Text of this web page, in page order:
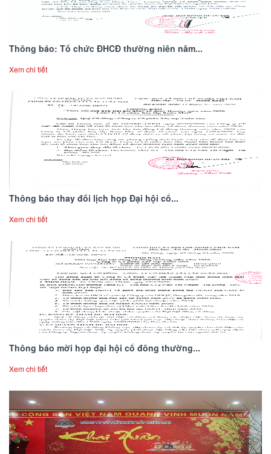
Thông báo: Tổ chức ĐHCĐ thường niên năm...
Xem chi tiết
Thông báo thay đổi lịch họp Đại hội cổ...
Xem chi tiết
Thông báo mời họp đại hội cổ đông thường...
Xem chi tiết